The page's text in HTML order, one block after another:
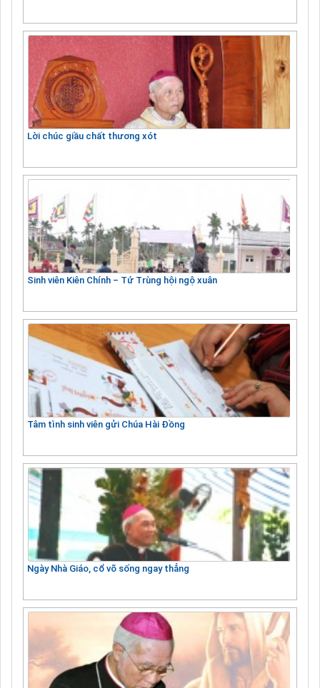
Lời chúc giầu chất thương xót
Sinh viên Kiên Chính – Tứ Trùng hội ngộ xuân
Tâm tình sinh viên gửi Chúa Hài Đồng
Ngày Nhà Giáo, cổ võ sống ngay thẳng